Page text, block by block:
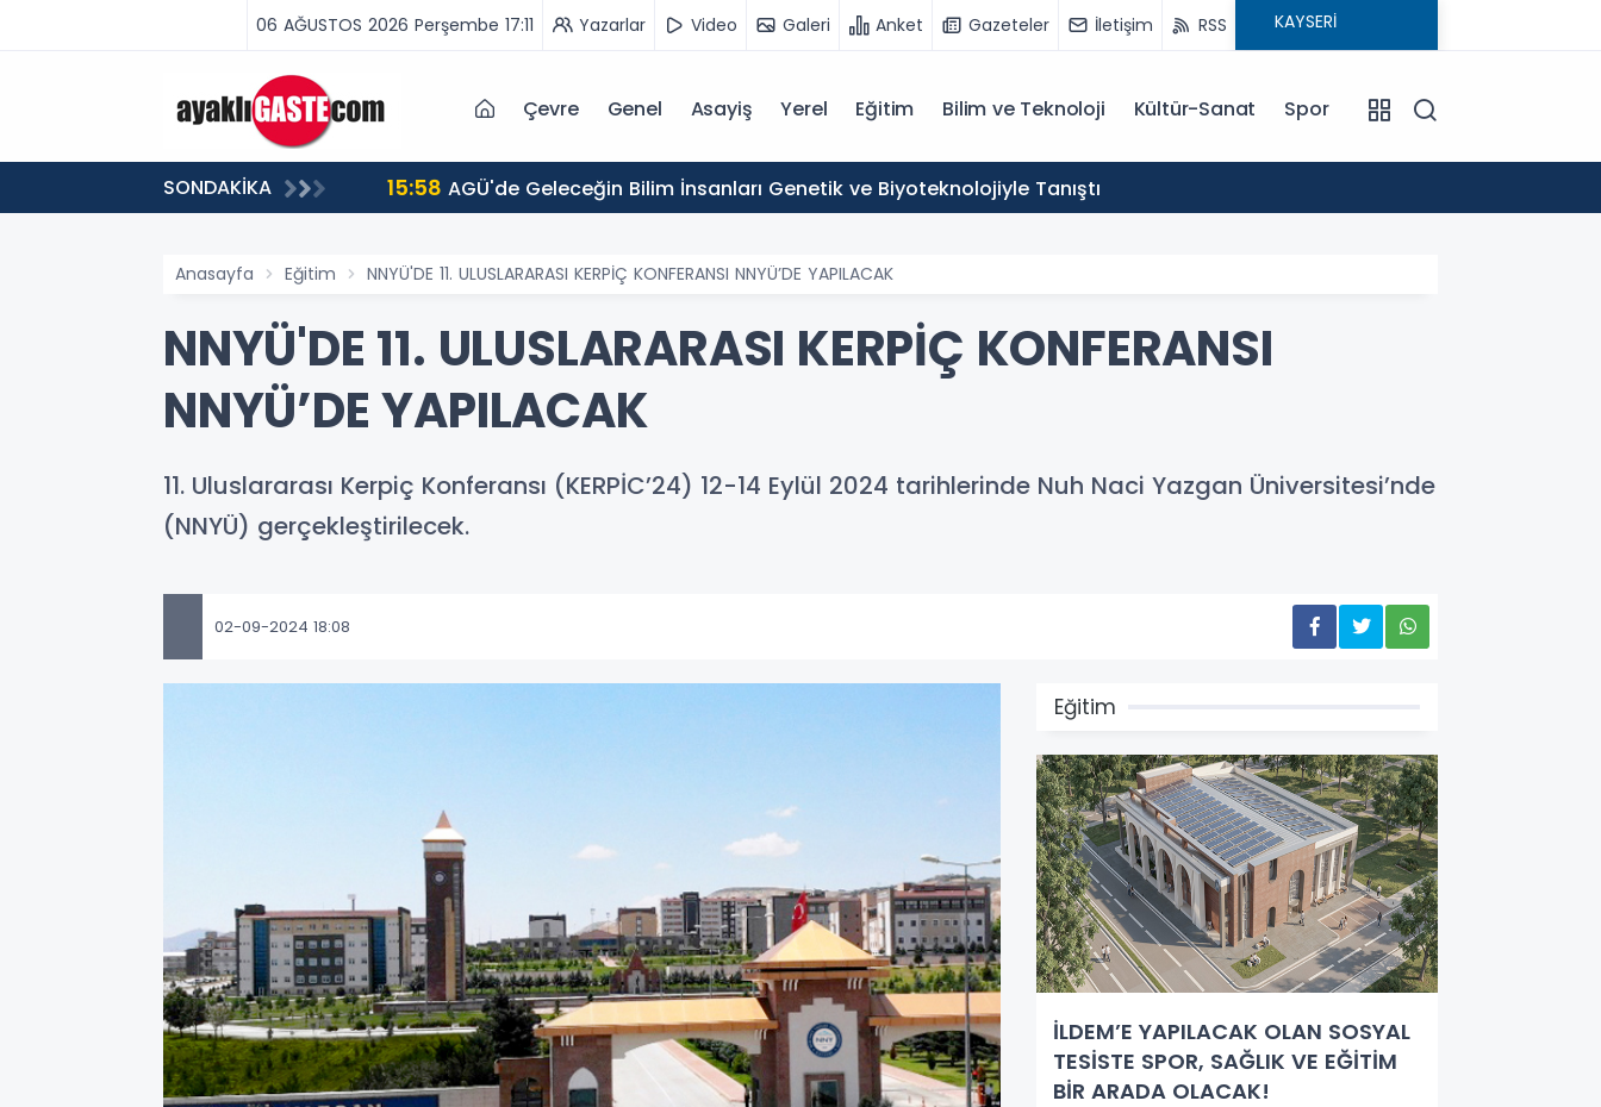
06 AĞUSTOS 2026 Perşembe 17:11 Yazarlar Video Galeri Anket Gazeteler İletişim RSS
Çevre Genel Asayiş Yerel Eğitim Bilim ve Teknoloji Kültür-Sanat Spor
SONDAKİKA 15:58 AGÜ'de Geleceğin Bilim İnsanları Genetik ve Biyoteknolojiyle Tanıştı
Anasayfa Eğitim NNYÜ'DE 11. ULUSLARARASI KERPİÇ KONFERANSI NNYÜ’DE YAPILACAK
NNYÜ'DE 11. ULUSLARARASI KERPİÇ KONFERANSI
NNYÜ’DE YAPILACAK
11. Uluslararası Kerpiç Konferansı (KERPİC’24) 12-14 Eylül 2024 tarihlerinde Nuh Naci Yazgan Üniversitesi’nde
(NNYÜ) gerçekleştirilecek.
02-09-2024 18:08
Eğitim
İLDEM’E YAPILACAK OLAN SOSYAL
TESİSTE SPOR, SAĞLIK VE EĞİTİM
BİR ARADA OLACAK!